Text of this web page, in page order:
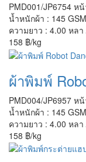
PMD001/JP6754 หน้
น้ำหนักผ้า : 145 GSM
ความยาว : 4.00 หลา
158 ฿/kg
ผ้าพิมพ์
PMD004/JP6957 หน้
น้ำหนักผ้า : 145 GSM
ความยาว : 4.00 หลา
158 ฿/kg